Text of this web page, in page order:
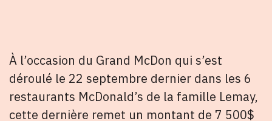
À l’occasion du Grand McDon qui s’est
déroulé le 22 septembre dernier dans les 6
restaurants McDonald’s de la famille Lemay,
cette dernière remet un montant de 7 500$